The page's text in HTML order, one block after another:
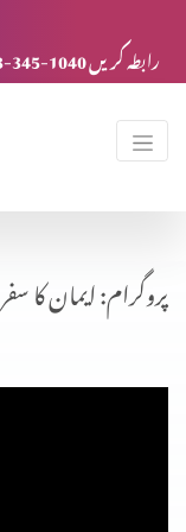
+27-73-345-1040 رابطہ کریں
پروگرام: ایمان کا سفر